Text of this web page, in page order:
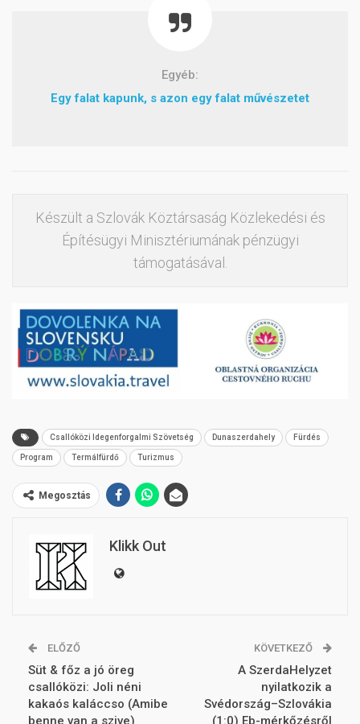
Egyéb:
Egy falat kapunk, s azon egy falat művészetet
Készült a Szlovák Köztársaság Közlekedési és
Építésügyi Minisztériumának pénzügyi
támogatásával.
Csallóközi Idegenforgalmi Szövetség Dunaszerdahely Fürdés
Program Termálfürdő Turizmus
Megosztás
Klikk Out
ELŐZŐ
Süt & főz a jó öreg
csallóközi: Joli néni
kakaós kaláccso (Amibe
benne van a szive)
KÖVETKEZŐ
A SzerdaHelyzet
nyilatkozik a
Svédország–Szlovákia
(1:0) Eb-mérkőzésről